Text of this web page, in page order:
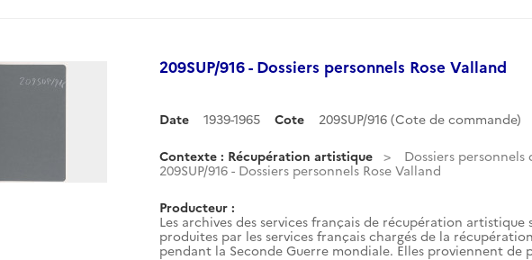
209SUP/916 - Dossiers personnels Rose Valland
Date 1939-1965 Cote 209SUP/916 (Cote de commande)
Contexte : Récupération artistique
Dossiers personnels
209SUP/916 - Dossiers personnels Rose Valland
Producteur :
Les archives des services français de récupération
produites par les services français chargés de la
pendant la Seconde Guerre mondiale. Elles proviennent de